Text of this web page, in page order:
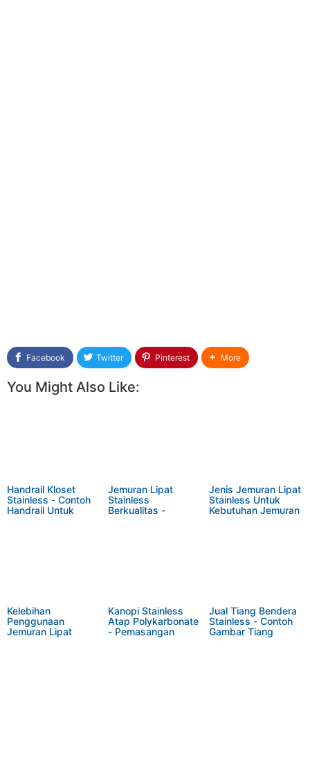
Facebook Twitter Pinterest More
You Might Also Like:
Handrail Kloset
Stainless - Contoh
Handrail Untuk
Jemuran Lipat
Stainless
Berkualitas -
Jenis Jemuran Lipat
Stainless Untuk
Kebutuhan Jemuran
Kelebihan
Penggunaan
Jemuran Lipat
Kanopi Stainless
Atap Polykarbonate
- Pemasangan
Jual Tiang Bendera
Stainless - Contoh
Gambar Tiang